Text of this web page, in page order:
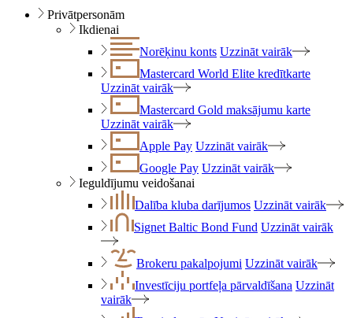
Privātpersonām
Ikdienai
Norēķinu konts Uzzināt vairāk
Mastercard World Elite kredītkarte
Uzzināt vairāk
Mastercard Gold maksājumu karte
Uzzināt vairāk
Apple Pay Uzzināt vairāk
Google Pay Uzzināt vairāk
Ieguldījumu veidošanai
Dalība kluba darījumos Uzzināt vairāk
Signet Baltic Bond Fund Uzzināt vairāk
Brokeru pakalpojumi Uzzināt vairāk
Investīciju portfeļa pārvaldīšana Uzzināt
vairāk